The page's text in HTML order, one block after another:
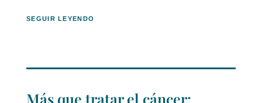
SEGUIR LEYENDO
Más que tratar el cáncer: